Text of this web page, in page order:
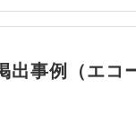
出事例（エコ